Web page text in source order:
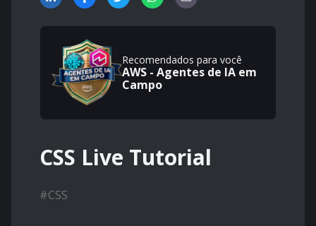
Recomendados para você
AWS - Agentes de IA em
Campo
CSS Live Tutorial
#CSS